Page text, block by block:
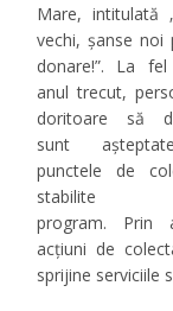
Mare, intitulată
vechi, șanse noi
donare!”. La
anul trecut,
doritoare să
sunt
punctele de
program. Prin
acţiuni de
sprijine serviciile